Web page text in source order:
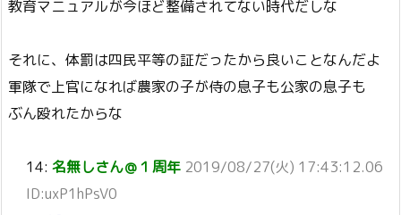
教育マニュアルが今ほど整備されてない時代だしな
それに、体罰は四民平等の証だったから良いことなんだよ
軍隊で上官になれば農家の子が侍の息子も公家の息子も
ぶん殴れたからな
14: 名無しさん＠１周年 2019/08/27(火) 17:43:12.06
ID:uxP1hPsV0